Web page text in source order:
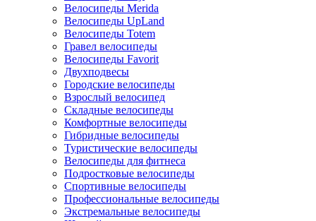
Велосипеды Merida
Велосипеды UpLand
Велосипеды Totem
Гравел велосипеды
Велосипеды Favorit
Двухподвесы
Городские велосипеды
Взрослый велосипед
Складные велосипеды
Комфортные велосипеды
Гибридные велосипеды
Туристические велосипеды
Велосипеды для фитнеса
Подростковые велосипеды
Спортивные велосипеды
Профессиональные велосипеды
Экстремальные велосипеды